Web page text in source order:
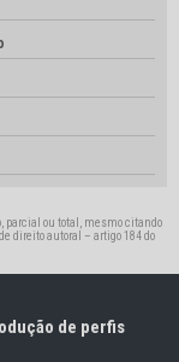
parcial ou total, mesmo citando
direito autoral – artigo 184 do
de perfis